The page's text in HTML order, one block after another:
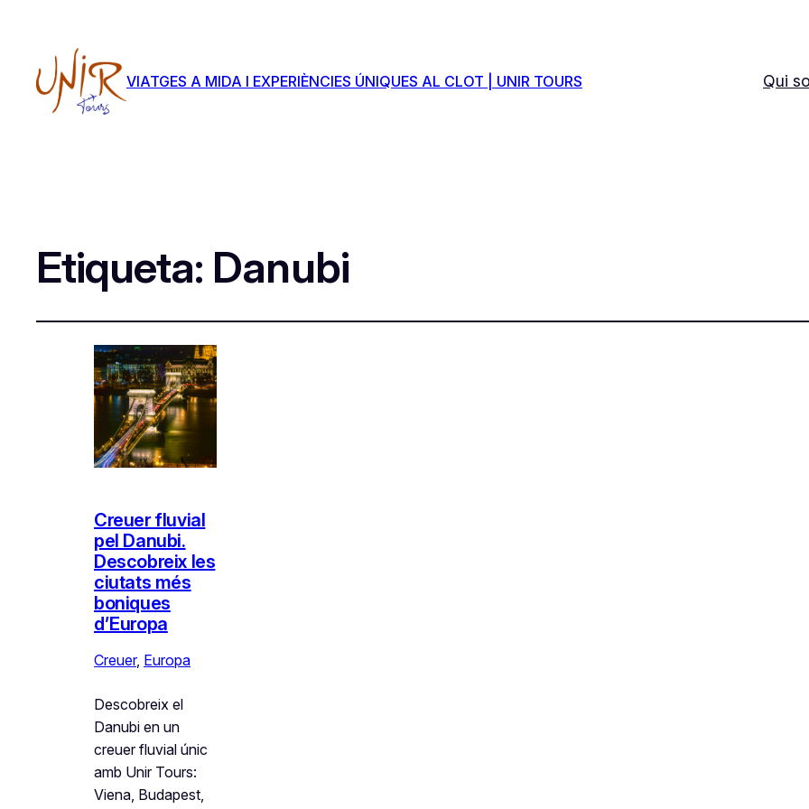
VIATGES A MIDA I EXPERIÈNCIES ÚNIQUES AL CLOT | UNIR TOURS Qui
Etiqueta: Danubi
Creuer fluvial
pel Danubi.
Descobreix les
ciutats més
boniques
d’Europa
Creuer, Europa
Descobreix el
Danubi en un
creuer fluvial únic
amb Unir Tours:
Viena, Budapest,